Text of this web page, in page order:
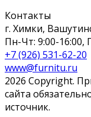
Контакты
г. Химки,
Пн-Чт: 9:00-16:00,
+7 (926) 531-62-20
www@furnitu.ru
2026 Copyright.
сайта
источник.